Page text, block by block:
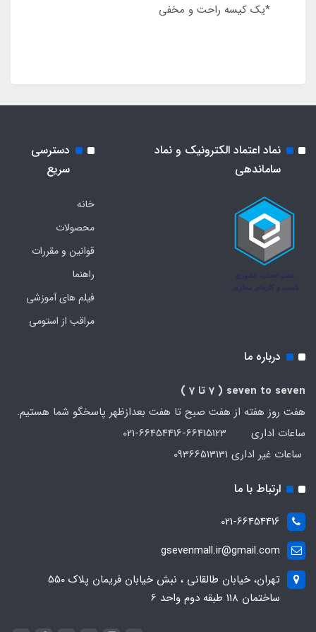
*یک کیسه راحت و مخفی
نماد اعتماد الکترونیک و نماد
ساماندهی
دسترسی
سریع
خانه
محصولات
قوانین و مقررات
راهنما
فیلم های آموزشی
مراقب از استومی
درباره ما
seven to seven ( 7 تا 7 )
هفت روز هفته از هفت صبح تا هفت بعدازظهر پاسخگو شما هستیم.
ساعات اداری 66415123-66454416-021
ساعات غیر اداری 09366513131
ارتباط با ما
021-66454416
gsevenmall.ir@gmail.com
تهران، خیابان طالقانی ، نبش خیابان فریمان پلاک 550
ساختمان 118 طبقه دوم واحد 6